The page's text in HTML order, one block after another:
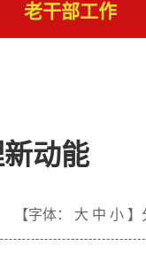
老干部工作
动能
【字体： 大 中 小